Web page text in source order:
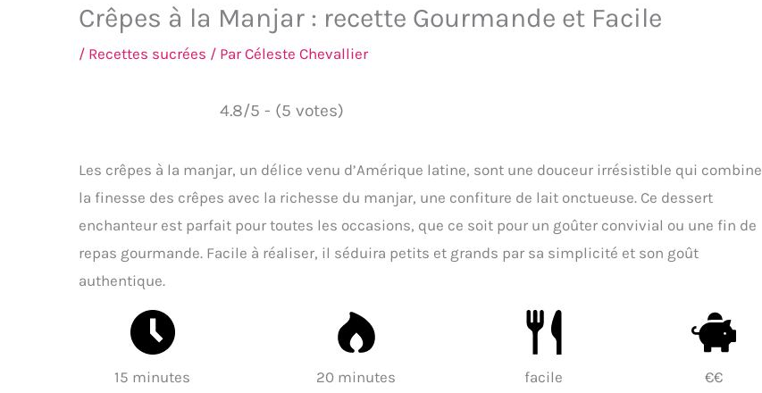
Crêpes à la Manjar : recette Gourmande et Facile
/ Recettes sucrées / ParCéleste Chevallier
4.8/5 - (5 votes)
Les crêpes à la manjar, un délice venu d’Amérique latine, sont une douceur irrésistible qui combine
la finesse des crêpes avec la richesse du manjar, une confiture de lait onctueuse. Ce dessert
enchanteur est parfait pour toutes les occasions, que ce soit pour un goûter convivial ou une fin de
repas gourmande. Facile à réaliser, il séduira petits et grands par sa simplicité et son goût
authentique.
15 minutes 20 minutes facile €€